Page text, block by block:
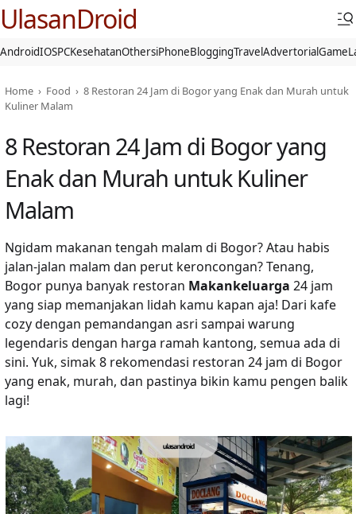
UlasanDroid
AndroidIOSPCKesehatanOthersiPhoneBloggingTravelAdvertorialGame
Home › Food › 8 Restoran 24 Jam di Bogor yang Enak dan Murah untuk
Kuliner Malam
8 Restoran 24 Jam di Bogor yang
Enak dan Murah untuk Kuliner
Malam
Ngidam makanan tengah malam di Bogor? Atau habis
jalan-jalan malam dan perut keroncongan? Tenang,
Bogor punya banyak restoran Makankeluarga 24 jam
yang siap memanjakan lidah kamu kapan aja! Dari kafe
cozy dengan pemandangan asri sampai warung
legendaris dengan harga ramah kantong, semua ada di
sini. Yuk, simak 8 rekomendasi restoran 24 jam di Bogor
yang enak, murah, dan pastinya bikin kamu pengen balik
lagi!